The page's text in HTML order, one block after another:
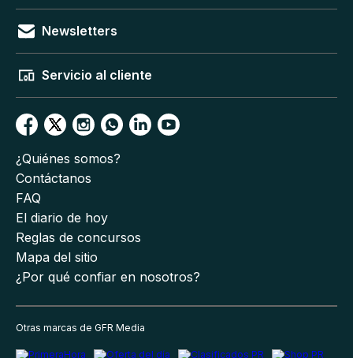
Newsletters
Servicio al cliente
¿Quiénes somos?
Contáctanos
FAQ
El diario de hoy
Reglas de concursos
Mapa del sitio
¿Por qué confiar en nosotros?
Otras marcas de GFR Media